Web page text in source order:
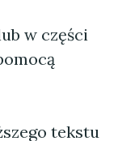
w części
tekstu